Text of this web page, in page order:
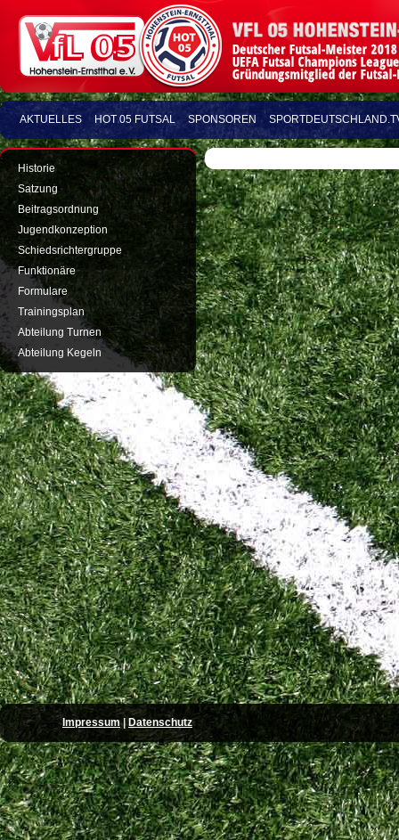
AKTUELLES HOT 05 FUTSAL SPONSOREN
Historie
Satzung
Beitragsordnung
Jugendkonzeption
Schiedsrichtergruppe
Funktionäre
Formulare
Trainingsplan
Abteilung Turnen
Abteilung Kegeln
Impressum| Datenschutz